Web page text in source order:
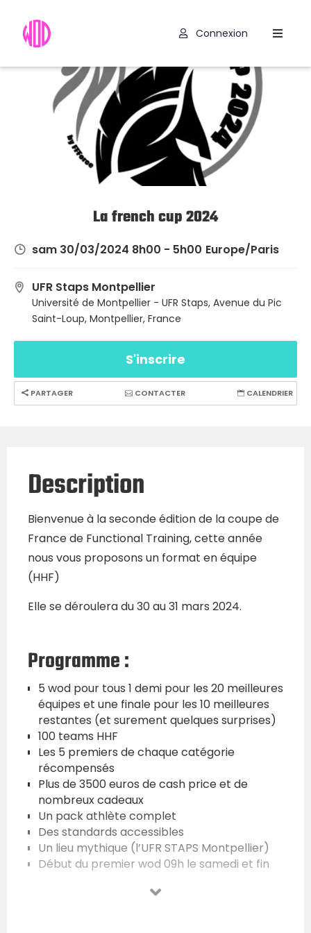
Codes
Promo
Connexion
La french cup 2024
sam 30/03/2024 8h00 - 5h00 Europe/Paris
UFR Staps Montpellier
Université de Montpellier - UFR Staps, Avenue du Pic
Saint-Loup, Montpellier, France
S'inscrire
PARTAGER CONTACTER CALENDRIER
Description
Bienvenue à la seconde édition de la coupe de
France de Functional Training, cette année
nous vous proposons un format en équipe
(HHF)
Elle se déroulera du 30 au 31 mars 2024.
Programme :
5 wod pour tous 1 demi pour les 20 meilleures
équipes et une finale pour les 10 meilleures
restantes (et surement quelques surprises)
100 teams HHF
Les 5 premiers de chaque catégorie
récompensés
Plus de 3500 euros de cash price et de
nombreux cadeaux
Un pack athlète complet
Des standards accessibles
Un lieu mythique (l’UFR STAPS Montpellier)
Début du premier wod 09h le samedi et fin